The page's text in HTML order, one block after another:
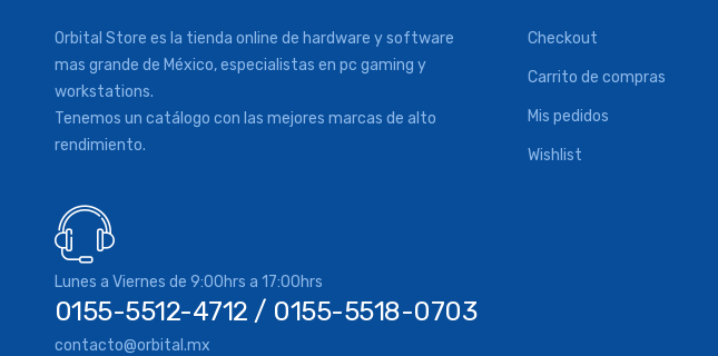
Orbital Store es la tienda online de hardware y software
mas grande de México, especialistas en pc gaming y
workstations.
Tenemos un catálogo con las mejores marcas de alto
rendimiento.
Lunes a Viernes de 9:00hrs a 17:00hrs
0155-5512-4712 / 0155-5518-0703
contacto@orbital.mx
Checkout
Carrito de compras
Mis pedidos
Wishlist